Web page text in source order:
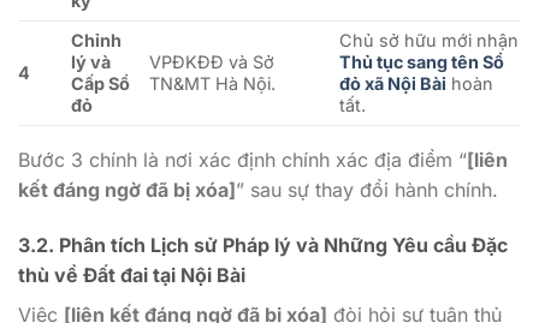
4
Chỉnh
lý và
Cấp Sổ
đỏ
VPĐKĐĐ và Sở
TN&MT Hà Nội.
Chủ sở hữu mới nhận
Thủ tục sang tên Sổ
đỏ xã Nội Bài hoàn
tất.
Bước 3 chính là nơi xác định chính xác địa điểm “[liên
kết đáng ngờ đã bị xóa]” sau sự thay đổi hành chính.
3.2. Phân tích Lịch sử Pháp lý và Những Yêu cầu Đặc
thù về Đất đai tại Nội Bài
Việc [liên kết đáng ngờ đã bị xóa] đòi hỏi sự tuân thủ